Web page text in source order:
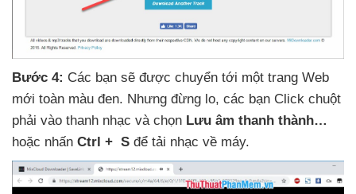
Bước 4: Các bạn sẽ được chuyển tới một trang Web
mới toàn màu đen. Nhưng đừng lo, các bạn Click chuột
phải vào thanh nhạc và chọn Lưu âm thanh thành…
hoặc nhấn Ctrl + S để tải nhạc về máy.